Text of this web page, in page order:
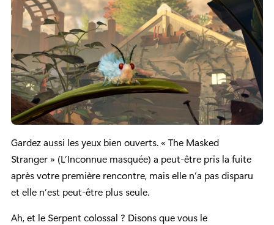
Gardez aussi les yeux bien ouverts. « The Masked
Stranger » (L’Inconnue masquée) a peut-être pris la fuite
après votre première rencontre, mais elle n’a pas disparu
et elle n’est peut-être plus seule.
Ah, et le Serpent colossal ? Disons que vous le